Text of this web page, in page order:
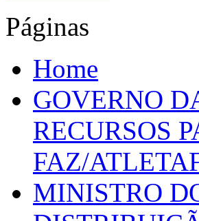
Páginas
Home
GOVERNO
RECURSOS
FAZ/
MINISTRO